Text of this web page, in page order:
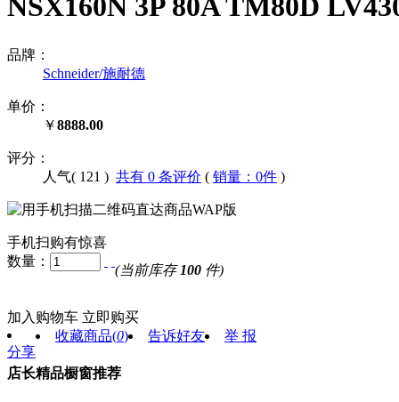
品牌：
Schneider/施耐德
单价：
￥8888.00
评分：
人气( 121 ) 共有 0 条评价 ( 销量：0件 )
手机扫购有惊喜
数量：
(当前库存 100 件)
加入购物车 立即购买
分享
收藏商品(0) 告诉好友 举 报
店长精品橱窗推荐